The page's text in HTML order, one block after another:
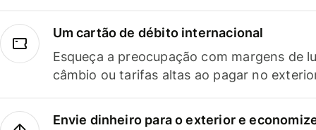
Um cartão de débito internacional
Esqueça a preocupação com margens de
câmbio ou tarifas altas ao pagar no
Envie dinheiro para o exterior e